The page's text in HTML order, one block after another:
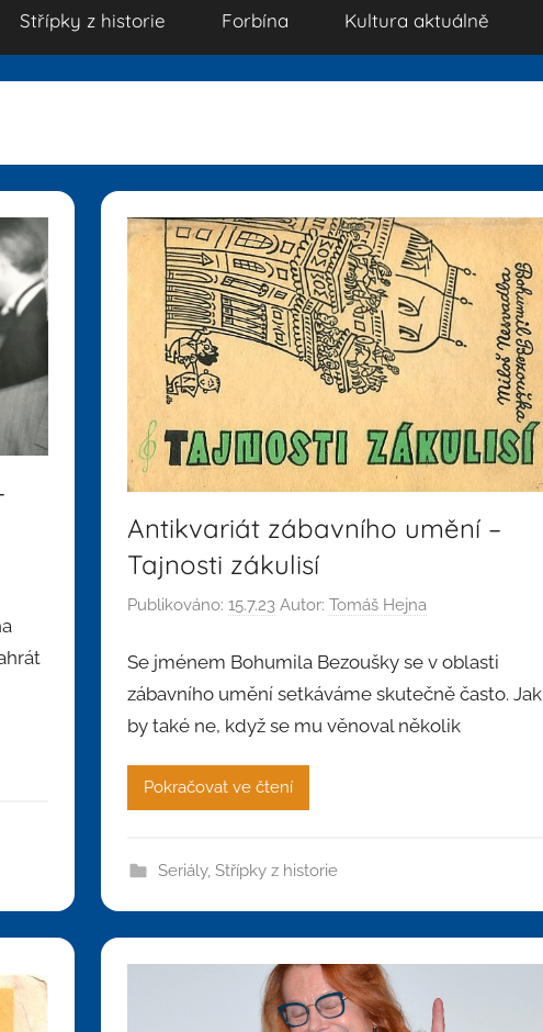
Střípky z historie Forbína Kultura aktuálně
Antikvariát zábavního umění –
Tajnosti zákulisí
Publikováno:15.7.23 Autor:Tomáš Hejna
Se jménem Bohumila Bezoušky se v oblasti
zábavního umění setkáváme skutečně často. Jak
by také ne, když se mu věnoval několik
Pokračovat ve čtení
Seriály, Střípky z historie